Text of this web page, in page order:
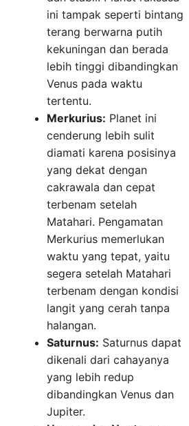
ini tampak seperti bintang
terang berwarna putih
kekuningan dan berada
lebih tinggi dibandingkan
Venus pada waktu
tertentu.
Merkurius: Planet ini
cenderung lebih sulit
diamati karena posisinya
yang dekat dengan
cakrawala dan cepat
terbenam setelah
Matahari. Pengamatan
Merkurius memerlukan
waktu yang tepat, yaitu
segera setelah Matahari
terbenam dengan kondisi
langit yang cerah tanpa
halangan.
Saturnus: Saturnus dapat
dikenali dari cahayanya
yang lebih redup
dibandingkan Venus dan
Jupiter.